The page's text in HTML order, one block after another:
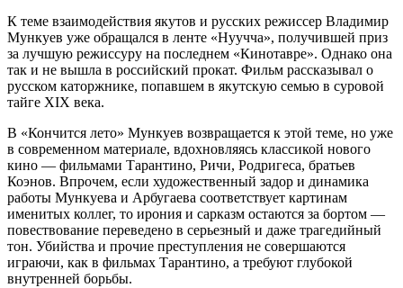
К теме взаимодействия якутов и русских режиссер Владимир
Мункуев уже обращался в ленте «Нуучча», получившей приз
за лучшую режиссуру на последнем «Кинотавре». Однако она
так и не вышла в российский прокат. Фильм рассказывал о
русском каторжнике, попавшем в якутскую семью в суровой
тайге XIX века.
В «Кончится лето» Мункуев возвращается к этой теме, но уже
в современном материале, вдохновляясь классикой нового
кино — фильмами Тарантино, Ричи, Родригеса, братьев
Коэнов. Впрочем, если художественный задор и динамика
работы Мункуева и Арбугаева соответствует картинам
именитых коллег, то ирония и сарказм остаются за бортом —
повествование переведено в серьезный и даже трагедийный
тон. Убийства и прочие преступления не совершаются
играючи, как в фильмах Тарантино, а требуют глубокой
внутренней борьбы.